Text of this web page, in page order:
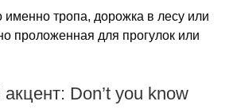
именно тропа, дорожка в лесу или
проложенная для прогулок или
Don’t you know